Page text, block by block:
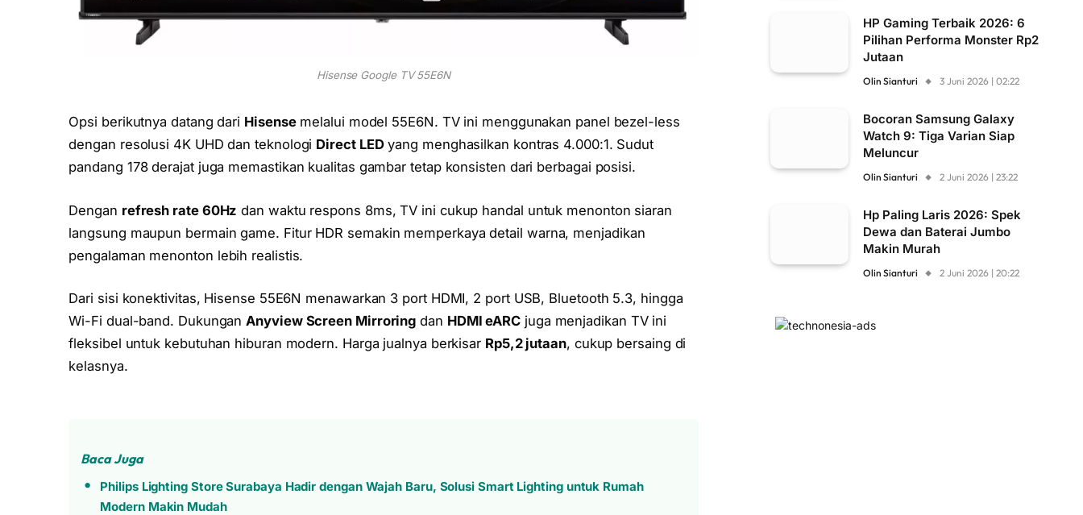
Hisense Google TV 55E6N
Opsi berikutnya datang dari Hisensemelalui model 55E6N. TV ini menggunakan panel bezel-less
dengan resolusi 4K UHD dan teknologi Direct LEDyang menghasilkan kontras 4.000:1. Sudut
pandang 178 derajat juga memastikan kualitas gambar tetap konsisten dari berbagai posisi.
Dengan refresh rate 60Hz dan waktu respons 8ms, TV ini cukup handal untuk menonton siaran
langsung maupun bermain game. Fitur HDR semakin memperkaya detail warna, menjadikan
pengalaman menonton lebih realistis.
Dari sisi konektivitas, Hisense 55E6N menawarkan 3 port HDMI, 2 port USB, Bluetooth 5.3, hingga
Wi-Fi dual-band. DukunganAnyview Screen Mirroring dan HDMI eARC juga menjadikan TV ini
fleksibel untuk kebutuhan hiburan modern. Harga jualnya berkisar Rp5,2 jutaan, cukup bersaing di
kelasnya.
Baca Juga
Philips Lighting Store Surabaya Hadir dengan Wajah Baru, Solusi Smart Lighting untuk Rumah
Modern Makin Mudah
HP Gaming Terbaik 2026: 6
Pilihan Performa Monster Rp2
Jutaan
Olin Sianturi 3 Juni 2026 | 02:22
Bocoran Samsung Galaxy
Watch 9: Tiga Varian Siap
Meluncur
Olin Sianturi 2 Juni 2026 | 23:22
Hp Paling Laris 2026: Spek
Dewa dan Baterai Jumbo
Makin Murah
Olin Sianturi 2 Juni 2026 | 20:22